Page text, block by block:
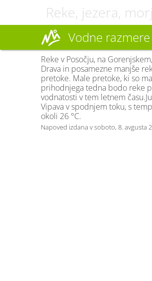
Reke, jezera,
Vodne razmere
Reke v Posočju, na
Drava in posamezne manjše
pretoke. Male pretoke, ki so
prihodnjega tedna bodo reke
vodnatosti v tem letnem
Vipava v spodnjem toku, s
okoli 26 °C.
Napoved izdana v soboto, 8. avgusta